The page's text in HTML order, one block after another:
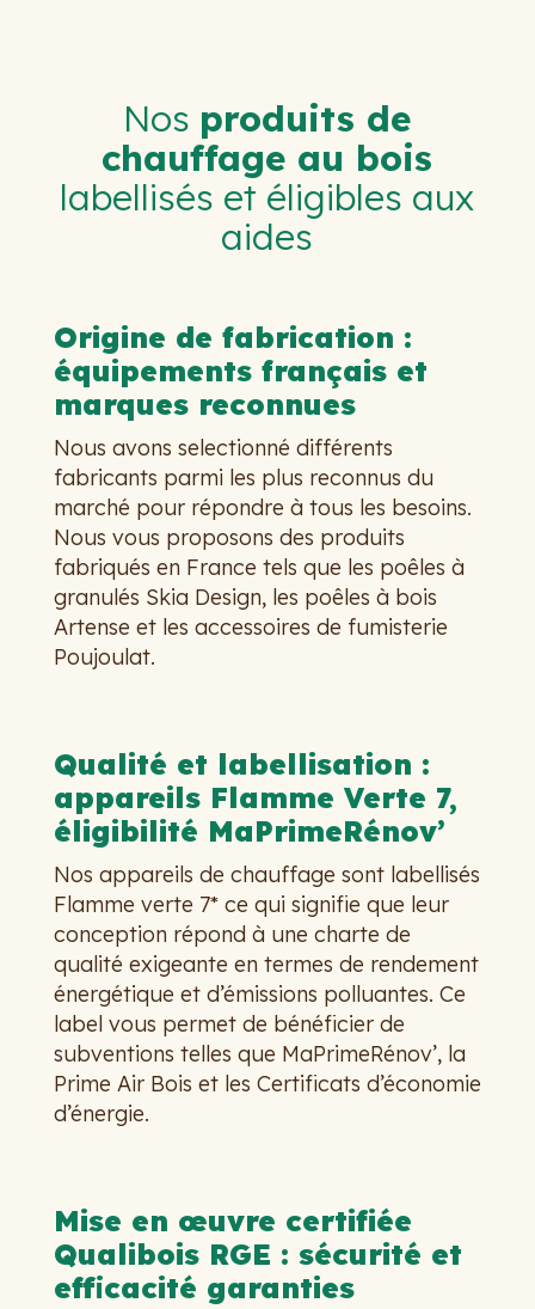
Nos produits de
chauffage au bois
labellisés et éligibles aux
aides
Origine de fabrication :
équipements français et
marques reconnues
Nous avons selectionné différents
fabricants parmi les plus reconnus du
marché pour répondre à tous les besoins.
Nous vous proposons des produits
fabriqués en France tels que les poêles à
granulés Skia Design, les poêles à bois
Artense et les accessoires de fumisterie
Poujoulat.
Qualité et labellisation :
appareils Flamme Verte 7,
éligibilité MaPrimeRénov’
Nos appareils de chauffage sont labellisés
Flamme verte 7* ce qui signifie que leur
conception répond à une charte de
qualité exigeante en termes de rendement
énergétique et d’émissions polluantes. Ce
label vous permet de bénéficier de
subventions telles que MaPrimeRénov’, la
Prime Air Bois et les Certificats d’économie
d’énergie.
Mise en œuvre certifiée
Qualibois RGE : sécurité et
efficacité garanties